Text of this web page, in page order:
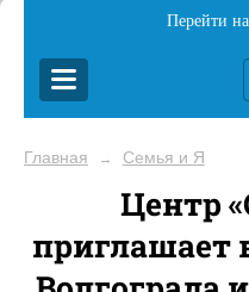
Перейти
Главная → Семья и Я
Центр